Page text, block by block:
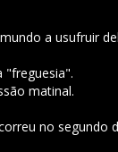
a usufruir
"freguesia".
matinal.
no segundo